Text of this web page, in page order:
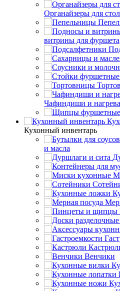
Органайзеры для
витрины для фуршета
Чафиндиши и
Кухонный инвентарь
и масла
Венчики